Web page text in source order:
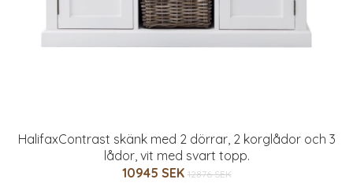
HalifaxContrast skänk med 2 dörrar, 2 korglådor och 3
lådor, vit med svart topp.
10945 SEK 12876 SEK